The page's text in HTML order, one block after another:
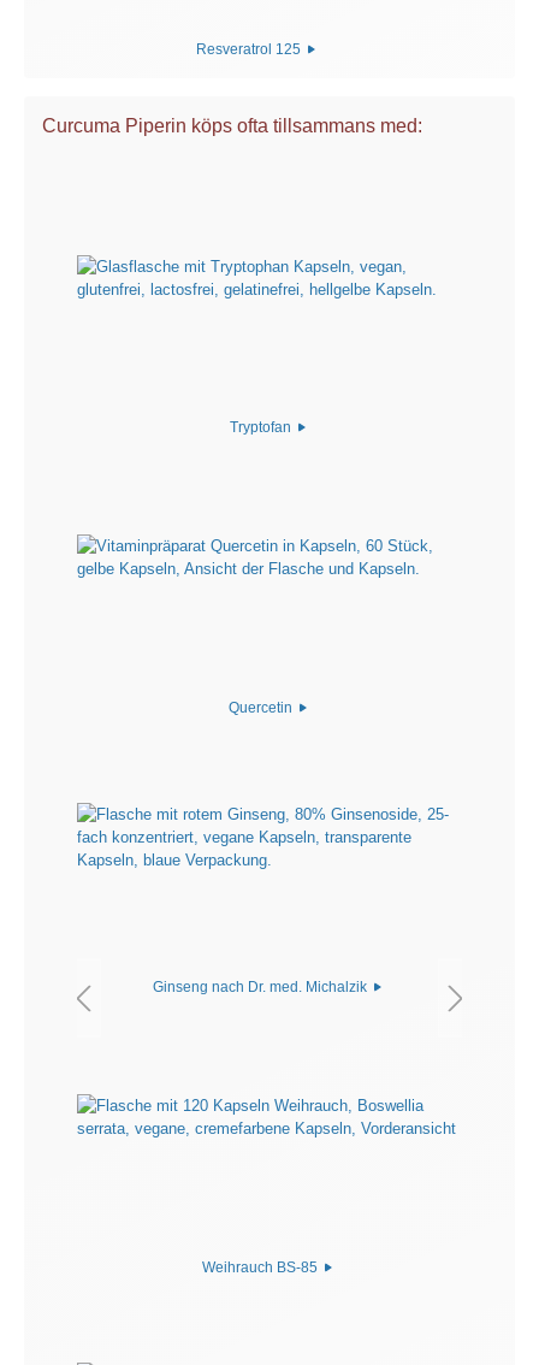
Resveratrol 125
Curcuma Piperin köps ofta tillsammans med:
Tryptofan
Quercetin
Ginseng nach Dr. med. Michalzik
Weihrauch BS-85